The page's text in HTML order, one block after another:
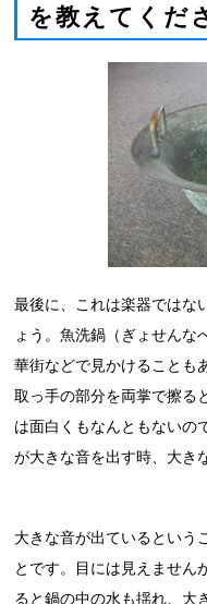
を教えてくだ
最後に、これは楽器ではな
ょう。魚洗鍋（ぎょせんな
華街などで見かけることも
取っ手の部分を両掌で擦る
は面白くもなんともないの
が大きな音を出す時、大き
大きな音が出ているという
とです。目には見えません
ると鍋の中の水も揺れ、大